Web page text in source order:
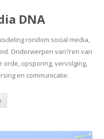
DNA
rondom social media,
Onderwerpen vari?ren van
opsporing, vervolging,
en communicatie.
Spring
inhoud